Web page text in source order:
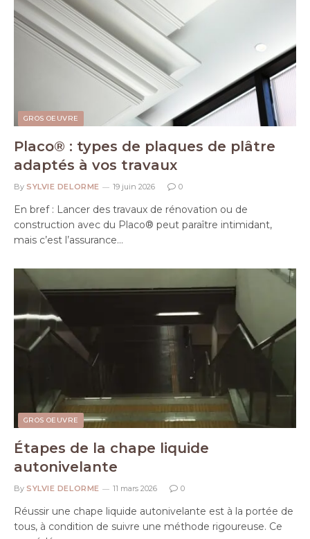
GROS OEUVRE
Placo® : types de plaques de plâtre
adaptés à vos travaux
By SYLVIE DELORME 19 juin 2026 0
En bref : Lancer des travaux de rénovation ou de
construction avec du Placo® peut paraître intimidant,
mais c’est l’assurance…
GROS OEUVRE
Étapes de la chape liquide
autonivelante
By SYLVIE DELORME 11 mars 2026 0
Réussir une chape liquide autonivelante est à la portée de
tous, à condition de suivre une méthode rigoureuse. Ce